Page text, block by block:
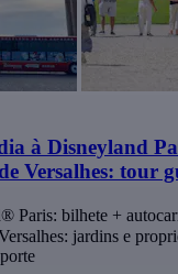
à Disneyland
Versalhes: tour
Paris: bilhete +
jardins e